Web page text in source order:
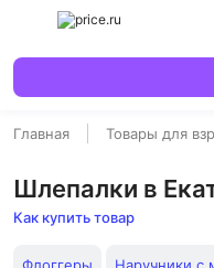
Главная Товары для
Шлепалки в
Как купить товар